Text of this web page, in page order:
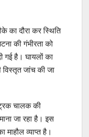
का दौरा कर स्थिति
की गंभीरता को
गई है। घायलों का
जांच की जा
चालक की
जा रहा है। इस
व्याप्त है।